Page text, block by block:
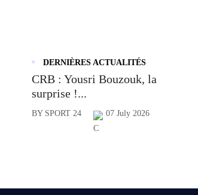
DERNIÈRES ACTUALITÉS
CRB : Yousri Bouzouk, la
surprise !...
BY SPORT 24 07 July 2026